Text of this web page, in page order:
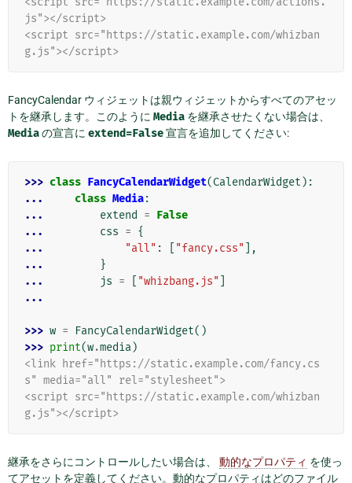
js"></script>
<script src="https://static.example.com/whizban
g.js"></script>
FancyCalendar ウィジェットは親ウィジェットからすべてのアセッ
トを継承します。このように Media を継承させたくない場合は、
Mediaの宣言に extend=False宣言を追加してください:
>>> class FancyCalendarWidget(CalendarWidget ):
...
class Media:
...
extend = False
...
css = {
...
"all" : "fancy.css"
],
...
}
...
js = "whizbang.js"
...
>>> w = FancyCalendarWidget()
>>> print(w.media)
<link href="https://static.example.com/fancy.cs
s" media="all" rel="stylesheet">
<script src="https://static.example.com/whizban
g.js"></script>
継承をさらにコントロールしたい場合は、 動的なプロパティ を使っ
てアセットを定義してください。動的なプロパティはどのファイル